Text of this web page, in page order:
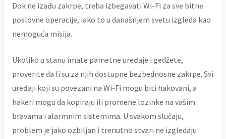
Dok ne izađu zakrpe, treba izbegavati Wi-Fi za sve bitne
poslovne operacije, iako to u današnjem svetu izgleda kao
nemoguća misija.
Ukoliko u stanu imate pametne uređaje i gedžete,
proverite da li su za njih dostupne bezbednosne zakrpe. Svi
uređaji koji su povezani na Wi-Fi mogu biti hakovani, a
hakeri mogu da kopiraju ili promene lozinke na vašim
bravama i alarmnim sistemima. U svakom slučaju,
problem je jako ozbiljan i trenutno stvari ne izgledaju